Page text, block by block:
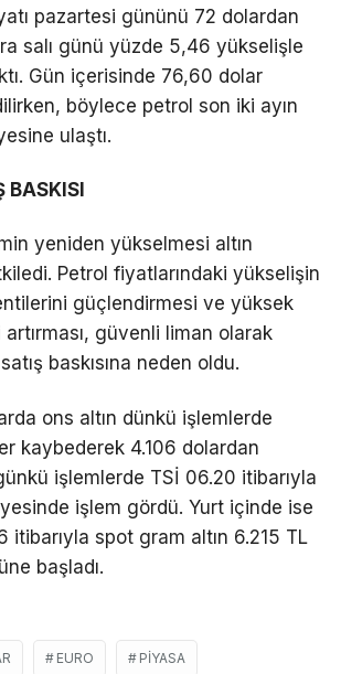
pazartesi gününü 72 dolardan
salı günü yüzde 5,46 yükselişle
Gün içerisinde 76,60 dolar
böylece petrol son iki ayın
ulaştı.
BASKISI
yeniden yükselmesi altın
Petrol fiyatlarındaki yükselişin
güçlendirmesi ve yüksek
güvenli liman olarak
baskısına neden oldu.
ons altın dünkü işlemlerde
kaybederek 4.106 dolardan
işlemlerde TSİ 06.20 itibarıyla
işlem gördü. Yurt içinde ise
itibarıyla spot gram altın 6.215 TL
başladı.
EURO PIYASA